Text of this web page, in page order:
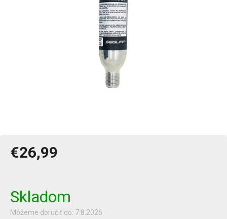
€26,99
Skladom
Môžeme doručiť do: 7.8.2026